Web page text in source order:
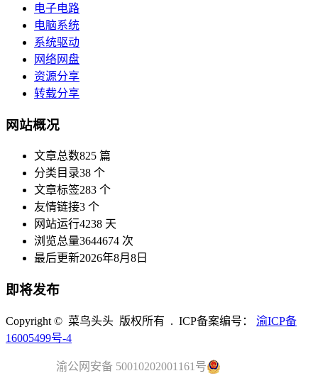
电子电路
电脑系统
系统驱动
网络网盘
资源分享
转载分享
网站概况
文章总数825 篇
分类目录38 个
文章标签283 个
友情链接3 个
网站运行4238 天
浏览总量3644674 次
最后更新2026年8月8日
即将发布
Copyright © 菜鸟头头 版权所有 . ICP备案编号： 渝ICP备
16005499号-4
渝公网安备 50010202001161号